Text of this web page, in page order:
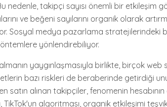
nedenle, takipçi sayısı önemli bir etkileşim
ve beğeni sayılarını organik olarak
Sosyal medya pazarlama stratejilerindeki
yönlendirebiliyor.
yaygınlaşmasıyla birlikte, birçok
bazı riskleri de beraberinde getirdiği
satın alınan takipçiler, fenomenin hesabının
TikTok'un algoritması, organik etkileşimi